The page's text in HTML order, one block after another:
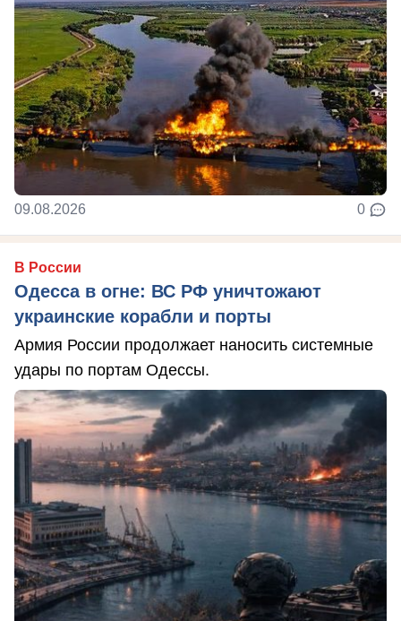
09.08.2026 0
В России
Одесса в огне: ВС РФ уничтожают
украинские корабли и порты
Армия России продолжает наносить системные
удары по портам Одессы.